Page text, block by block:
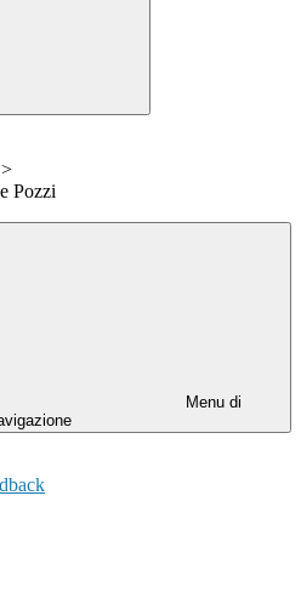
>
Pozzi
Menu di